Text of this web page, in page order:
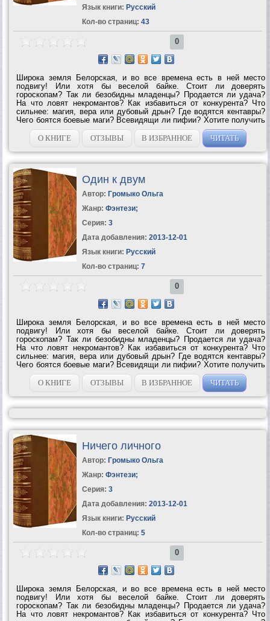
Язык книги: Русский
Кол-во страниц: 43
0
Широка земля Белорская, и во все времена есть в ней место
подвигу! Или хотя бы веселой байке. Стоит ли доверять
гороскопам? Так ли безобидны младенцы? Продается ли удача?
На что ловят некромантов? Как избавиться от конкурента? Что
сильнее: магия, вера или дубовый дрын? Где водятся кентавры?
Чего боятся боевые маги? Всевидящи ли пифии? Хотите получить
ответ на эти вопросы, а также встретиться со старыми друзьями и
познакомиться с новыми?...
О КНИГЕ ОТЗЫВЫ В ИЗБРАННОЕ ЧИТАТЬ
Один к двум
Автор: Громыко Ольга
Жанр: Фэнтези;
Серия: 3
Дата добавления: 2013-12-01
Язык книги: Русский
Кол-во страниц: 7
0
Широка земля Белорская, и во все времена есть в ней место
подвигу! Или хотя бы веселой байке. Стоит ли доверять
гороскопам? Так ли безобидны младенцы? Продается ли удача?
На что ловят некромантов? Как избавиться от конкурента? Что
сильнее: магия, вера или дубовый дрын? Где водятся кентавры?
Чего боятся боевые маги? Всевидящи ли пифии? Хотите получить
ответ на эти вопросы, а также встретиться со старыми друзьями и
познакомиться с новыми?...
О КНИГЕ ОТЗЫВЫ В ИЗБРАННОЕ ЧИТАТЬ
Ничего личного
Автор: Громыко Ольга
Жанр: Фэнтези;
Серия: 3
Дата добавления: 2013-12-01
Язык книги: Русский
Кол-во страниц: 5
0
Широка земля Белорская, и во все времена есть в ней место
подвигу! Или хотя бы веселой байке. Стоит ли доверять
гороскопам? Так ли безобидны младенцы? Продается ли удача?
На что ловят некромантов? Как избавиться от конкурента? Что